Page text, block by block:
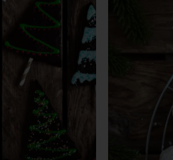
DIPS & AUFSTRICHE
FINGERFOOD & SNACKS
DRINKS, SHAKES & SMOOTHIE
SÜSSES
KUCHEN, TARTES & TORTEN
VEGAN BASIC
GRILLEN & PICKNICK